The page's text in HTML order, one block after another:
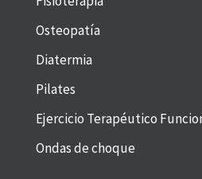
Osteopatía
Diatermia
Pilates
Ejercicio Terapéutico
Ondas de choque